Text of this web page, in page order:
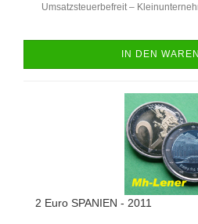
Umsatzsteuerbefreit –
IN DEN
2 Euro SPANIEN - 2011